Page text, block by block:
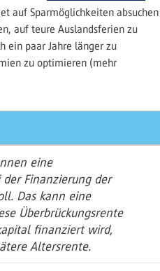
auf Sparmöglichkeiten absuchen
auf teure Auslandsferien zu
ein paar Jahre länger zu
zu optimieren (mehr
eine
Finanzierung der
Das kann eine
Überbrückungsrente
finanziert wird,
Altersrente.